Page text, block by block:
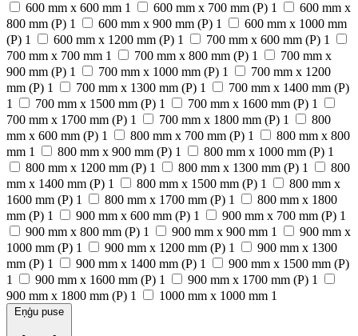
600 mm x 600 mm 1 600 mm x 700 mm (P) 1
600 mm x
800 mm (P) 1 600 mm x 900 mm (P) 1
600 mm x 1000 mm
(P) 1 600 mm x 1200 mm (P) 1 700 mm x 600 mm (P) 1
700 mm x 700 mm 1 700 mm x 800 mm (P) 1
700 mm x
900 mm (P) 1 700 mm x 1000 mm (P) 1
700 mm x 1200
mm (P) 1 700 mm x 1300 mm (P) 1
700 mm x 1400 mm (P)
1
700 mm x 1500 mm (P) 1 700 mm x 1600 mm (P) 1
700 mm x 1700 mm (P) 1 700 mm x 1800 mm (P) 1
800
mm x 600 mm (P) 1 800 mm x 700 mm (P) 1
800 mm x 800
mm 1 800 mm x 900 mm (P) 1 800 mm x 1000 mm (P) 1
800 mm x 1200 mm (P) 1 800 mm x 1300 mm (P) 1
800
mm x 1400 mm (P) 1 800 mm x 1500 mm (P) 1
800 mm x
1600 mm (P) 1 800 mm x 1700 mm (P) 1
800 mm x 1800
mm (P) 1 900 mm x 600 mm (P) 1 900 mm x 700 mm (P) 1
900 mm x 800 mm (P) 1 900 mm x 900 mm 1
900 mm x
1000 mm (P) 1 900 mm x 1200 mm (P) 1
900 mm x 1300
mm (P) 1 900 mm x 1400 mm (P) 1
900 mm x 1500 mm (P)
1
900 mm x 1600 mm (P) 1 900 mm x 1700 mm (P) 1
900 mm x 1800 mm (P) 1 1000 mm x 1000 mm 1
Eņģu puse